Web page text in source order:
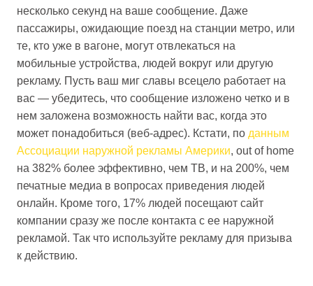
несколько секунд на ваше сообщение. Даже
пассажиры, ожидающие поезд на станции метро, или
те, кто уже в вагоне, могут отвлекаться на
мобильные устройства, людей вокруг или другую
рекламу. Пусть ваш миг славы всецело работает на
вас — убедитесь, что сообщение изложено четко и в
нем заложена возможность найти вас, когда это
может понадобиться (веб-адрес). Кстати, по данным
Ассоциации наружной рекламы Америки, out of home
на 382% более эффективно, чем ТВ, и на 200%, чем
печатные медиа в вопросах приведения людей
онлайн. Кроме того, 17% людей посещают сайт
компании сразу же после контакта с ее наружной
рекламой. Так что используйте рекламу для призыва
к действию.